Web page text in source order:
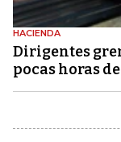
HACIENDA
Dirigentes
pocas horas